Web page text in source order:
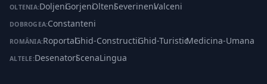
OLTENIA:Doljeni·Gorjeni·Olteni·Severineni·Valceni
DOBROGEA:Constanteni
ROMÂNIA:Roportal·Ghid-Constructii·Ghid-Turistic·Medicina-Umana
ALTELE:Desenatori·ScenaLingua